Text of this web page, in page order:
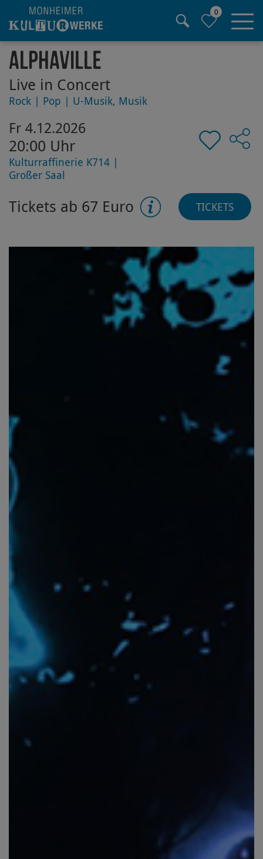
Hauptregion der Seite anspringen
0
Alphaville
Live in Concert
Rock | Pop | U-Musik, Musik
Fr 4.12.2026
20:00 Uhr
Kulturraffinerie K714 |
Großer Saal
Tickets ab 67 Euro TICKETS